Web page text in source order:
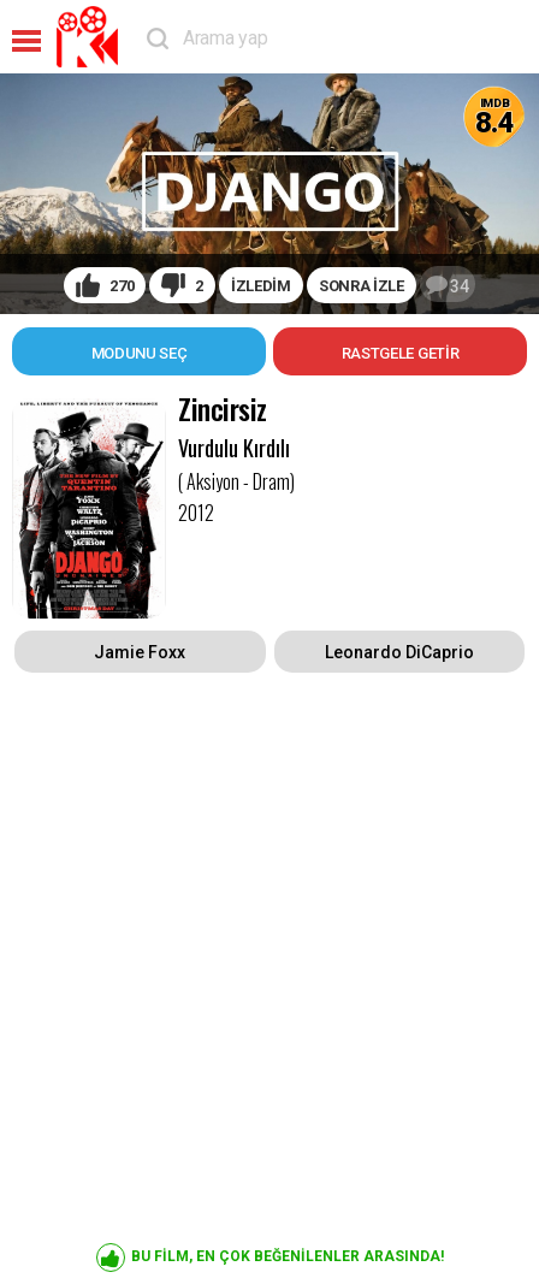
270 2 İZLEDİM SONRA İZLE 34
MODUNU SEÇ
IMDB
8.4
Zincirsiz
Vurdulu Kırdılı
( Aksiyon - Dram)
2012
Jamie Foxx Leonardo DiCaprio
BU FİLM, EN ÇOK BEĞENİLENLER ARASINDA!